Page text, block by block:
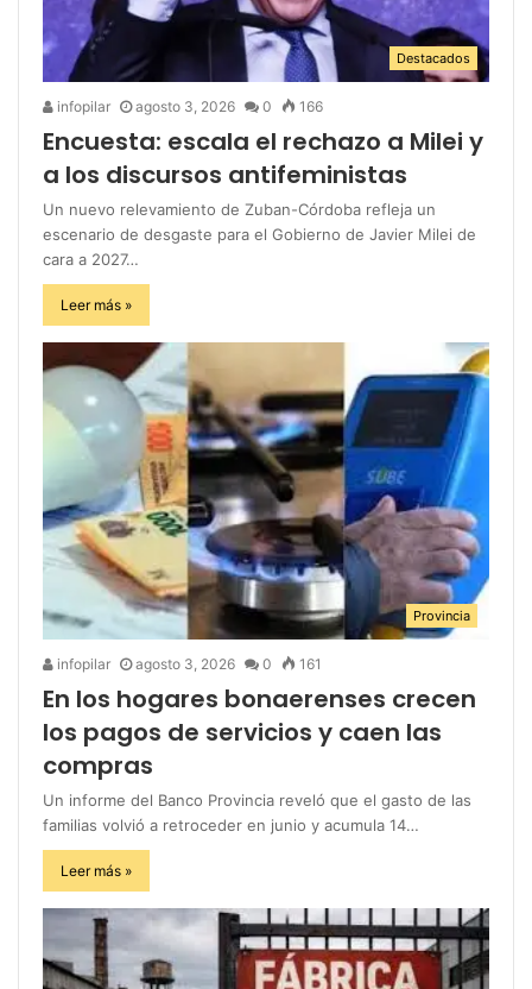
Destacados
infopilar agosto 3, 2026 0 166
Encuesta: escala el rechazo a Milei y
a los discursos antifeministas
Un nuevo relevamiento de Zuban-Córdoba refleja un
escenario de desgaste para el Gobierno de Javier Milei de
cara a 2027…
Leer más »
Provincia
infopilar agosto 3, 2026 0 161
En los hogares bonaerenses crecen
los pagos de servicios y caen las
compras
Un informe del Banco Provincia reveló que el gasto de las
familias volvió a retroceder en junio y acumula 14…
Leer más »